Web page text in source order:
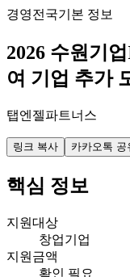
경영전국기본 정보
2026 수원기
여 기업 추가
탭엔젤파트너스
링크 복사 카카오톡 공
핵심 정보
지원대상
창업기업
지원금액
확인 필요